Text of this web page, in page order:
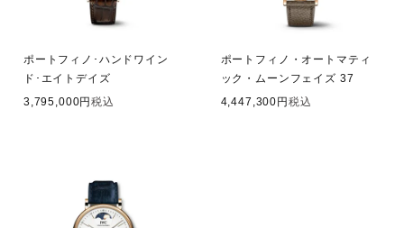
ポートフィノ･ハンドワイン
ド･エイトデイズ
3,795,000
税込
ポートフィノ・オートマティ
ック・ムーンフェイズ 37
4,447,300
税込